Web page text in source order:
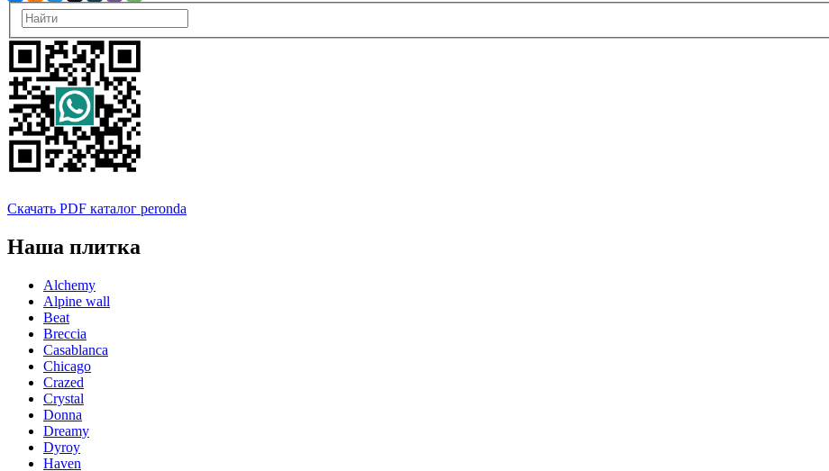
Скачать PDF каталог peronda
Наша плитка
Alchemy
Alpine wall
Beat
Breccia
Casablanca
Chicago
Crazed
Crystal
Donna
Dreamy
Dyroy
Haven